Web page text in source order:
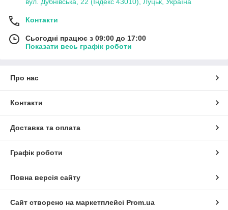
Контакти
Сьогодні працює з 09:00 до 17:00
Показати весь графік роботи
Про нас
Контакти
Доставка та оплата
Графік роботи
Повна версія сайту
Сайт створено на маркетплейсі Prom.ua